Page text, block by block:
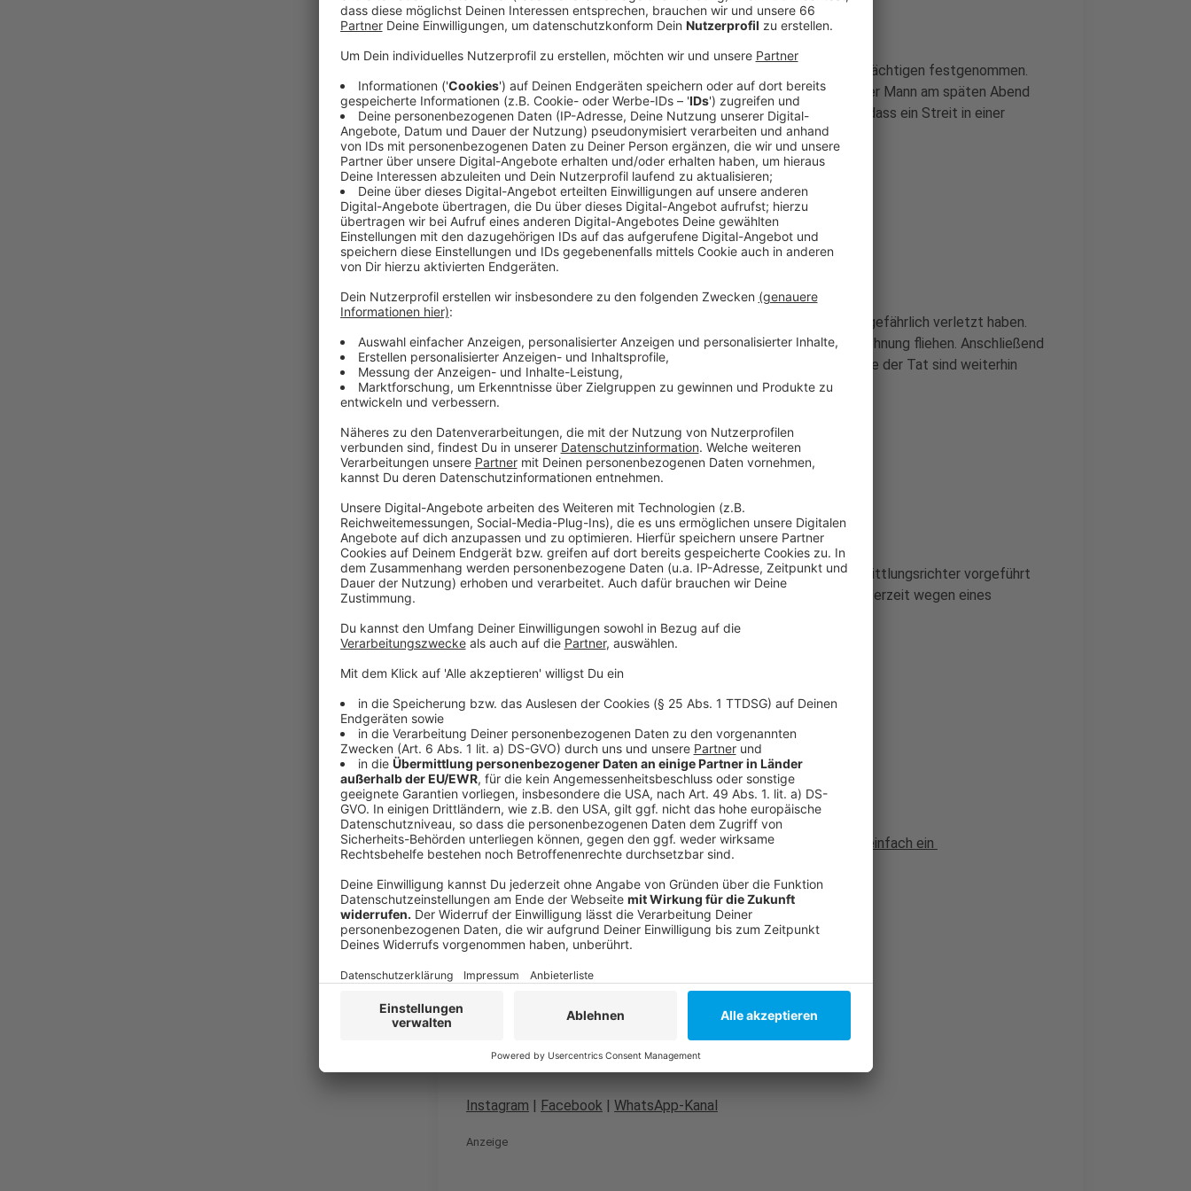
Anzeige
Nach der Messerattacke in Oberbilk hat die Polizei einen Tatverdächtigen festgenommen.
Nach Angaben von Polizei undStaatsanwaltschaftstellte sich der Mann am späten Abend
des 21. April 2026 selbst. Die Ermittler gehen derzeit davon aus, dass ein Streit in einer
Wohnung an der Querstraße eskaliert ist.
Anzeige
Streit in Wohnung soll eskaliert sein
Anzeige
Dabei soll ein 24-Jähriger einen 23 Jahre alten Bekannten lebensgefährlich verletzt haben.
Nach bisherigen Erkenntnissen konnte das Opfer noch aus der Wohnung fliehen. Anschließend
wurde der Verletzte in ein Krankenhaus gebracht. Die Hintergründe der Tat sind weiterhin
Gegenstand der Ermittlungen.
Ermittlungen wegen versuchten Tötungsdelikts
Anzeige
Der Tatverdächtige soll noch heute, am 22. April 2026, einem Ermittlungsrichter vorgeführt
werden. Polizei und Staatsanwaltschaft in Düsseldorf ermitteln derzeit wegen eines
Anzeige
Mehr Infos und Links:
Anzeige
So haben wir am Morgen berichtet
Meldung vom 7. April: E-Scooter-Fahrer rammt Auto und schläft einfach ein
Weitere Blaulichtmeldungen
Anzeige
Folge uns für mehr News & Updates:
Instagram | Facebook | WhatsApp-Kanal
Anzeige